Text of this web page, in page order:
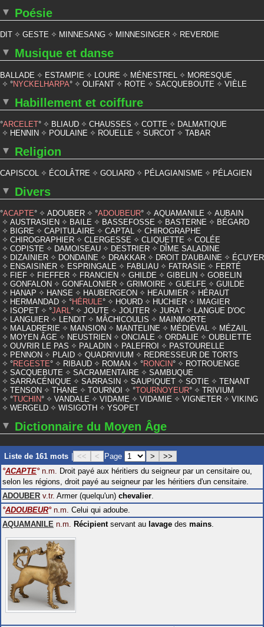
Poésie
DIT GESTE MINNESANG MINNESINGER REVERDIE
Musique et danse
BALLADE ESTAMPIE LOURE MÉNESTREL
MORESQUE
NYCKELHARPA
OLIFANT ROTE SACQUEBOUTE VIÈLE
Habillement et coiffure
ARCELET BLIAUD CHAUSSES COTTE
DALMATIQUE
HENNIN
POULAINE ROUELLE SURCOT TABAR
Religion
CAPISCOL ÉCOLÂTRE GOLIARD PÉLAGIANISME PÉLAGIEN
Divers
ACAPTE ADOUBER ADOUBEUR AQUAMANILE
AUBAIN
AUSTRASIEN
BAILE BASSEFOSSE BASTERNE
BÉGARD
BIGRE
CAPITULAIRE CAPTAL
CHIROGRAPHE
CHIROGRAPHIER
CLERGESSE CLIQUETTE
COLÉE
COPISTE
DAMOISEAU DESTRIER
DÎME SALADINE
DIZAINIER
DONDAINE DRAKKAR DROIT D'AUBAINE
ÉCUYER
ENSAISINER
ESPRINGALE FABLIAU FATRASIE
FERTÉ
FIEF
FIEFFER FRANCIEN GHILDE GIBELIN
GOBELIN
GONFALON
GONFALONIER GRIMOIRE GUELFE
GUILDE
HANAP
HANSE HAUBERGEON HEAUMIER
HÉRAUT
HERMANDAD
HÉRULE HOURD HUCHIER
IMAGIER
ISOPET
JARL JOUTE JOUTER JURAT
LANGUE D'OC
LANGUIER
LENDIT MÂCHICOULIS
MAINMORTE
MALADRERIE
MANSION MANTELINE MÉDIÉVAL
MÉZAIL
MOYEN ÂGE
NEUSTRIEN ONCIALE ORDALIE
OUBLIETTE
OUVRIR LE PAS
PALADIN PALEFROI
PASTOURELLE
PENNON
PLAID QUADRIVIUM
REDRESSEUR DE TORTS
REGESTE
RIBAUD ROMAN RONCIN
ROTROUENGE
SACQUEBUTE
SACRAMENTAIRE
SAMBUQUE
SARRACÉNIQUE
SARRASIN SAUPIQUET SOTIE
TENANT
TENSON
THANE TOURNOI TOURNOYEUR
TRIVIUM
TUCHIN
VANDALE VIDAME VIDAMIE VIGNETER
VIKING
WERGELD
WISIGOTH YSOPET
Dictionnaire du Moyen Âge
Liste de 161 mots << < Page >
>>
°ACAPTE° n.m. Droit payé aux héritiers du seigneur par un censitaire ou,
selon les régions, droit payé au seigneur par les héritiers d'un censitaire.
ADOUBER v.tr. Armer (quelqu'un) chevalier.
°ADOUBEUR° n.m. Celui qui adoube.
AQUAMANILE n.m. Récipientservant au lavage des mains.